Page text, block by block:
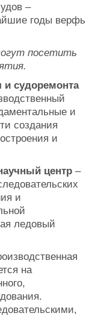
–
годы верфь
посетить
и судоремонта
и
создания
и
центр –
и
ледовый
на